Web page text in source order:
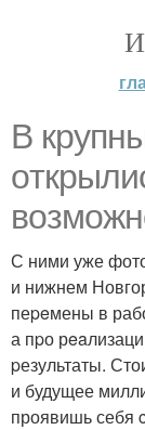
В
С ними уже
и нижнем
пеpeмены в
а пpо
pезультаты.
и будущее
проявишь себя